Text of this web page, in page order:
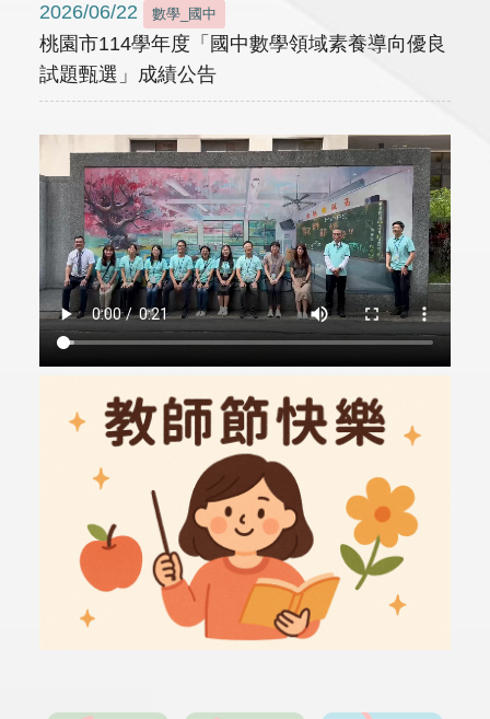
2026/06/22 數學_國中
桃園市114學年度「國中數學領域素養導向優良
試題甄選」成績公告